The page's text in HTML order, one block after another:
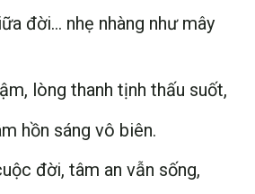
đời… nhẹ nhàng như mây
lòng thanh tịnh thấu suốt,
hồn sáng vô biên.
đời, tâm an vẫn sống,